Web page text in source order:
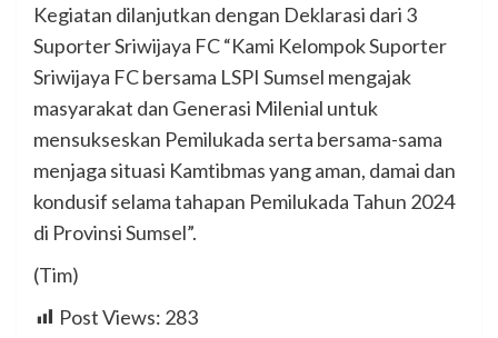
Kegiatan dilanjutkan dengan Deklarasi dari 3
Suporter Sriwijaya FC “Kami Kelompok Suporter
Sriwijaya FC bersama LSPI Sumsel mengajak
masyarakat dan Generasi Milenial untuk
mensukseskan Pemilukada serta bersama-sama
menjaga situasi Kamtibmas yang aman, damai dan
kondusif selama tahapan Pemilukada Tahun 2024
di Provinsi Sumsel”.
(Tim)
Post Views: 283